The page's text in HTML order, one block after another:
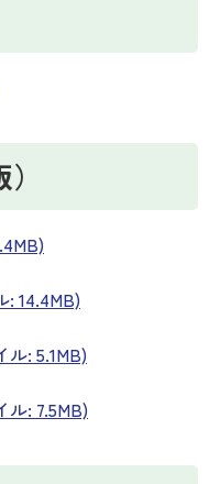
14.4MB)
: 5.1MB)
: 7.5MB)